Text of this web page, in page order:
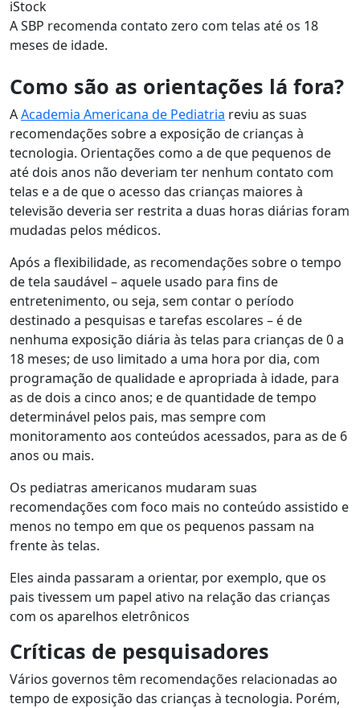
iStock
A SBP recomenda contato zero com telas até os 18
meses de idade.
Como são as orientações lá fora?
AAcademia Americana de Pediatria reviu as suas
recomendações sobre a exposição de crianças à
tecnologia. Orientações como a de que pequenos de
até dois anos não deveriam ter nenhum contato com
telas e a de que o acesso das crianças maiores à
televisão deveria ser restrita a duas horas diárias foram
mudadas pelos médicos.
Após a flexibilidade, as recomendações sobre o tempo
de tela saudável – aquele usado para fins de
entretenimento, ou seja, sem contar o período
destinado a pesquisas e tarefas escolares – é de
nenhuma exposição diária às telas para crianças de 0 a
18 meses; de uso limitado a uma hora por dia, com
programação de qualidade e apropriada à idade, para
as de dois a cinco anos; e de quantidade de tempo
determinável pelos pais, mas sempre com
monitoramento aos conteúdos acessados, para as de 6
anos ou mais.
Os pediatras americanos mudaram suas
recomendações com foco mais no conteúdo assistido e
menos no tempo em que os pequenos passam na
frente às telas.
Eles ainda passaram a orientar, por exemplo, que os
pais tivessem um papel ativo na relação das crianças
com os aparelhos eletrônicos
Críticas de pesquisadores
Vários governos têm recomendações relacionadas ao
tempo de exposição das crianças à tecnologia. Porém,